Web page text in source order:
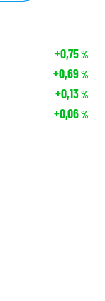
+0,75%
+0,69%
+0,13%
+0,06%